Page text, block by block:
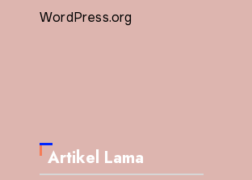
WordPress.org
Artikel Lama